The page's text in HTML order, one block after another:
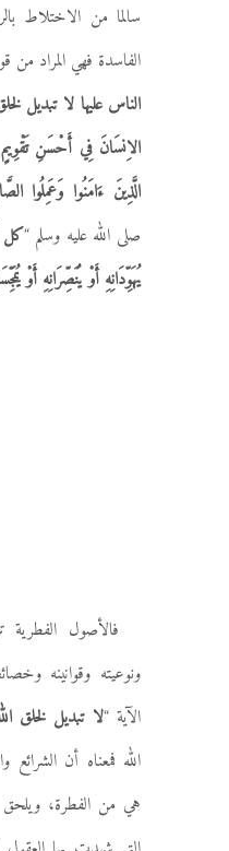
سالما من الاختلاط
الفاسدة فهي المراد من
الناس عليها لا تبديل
الاِنسَانَ فِي أَحْسَنِ
الَّذِينَ ءَامَنُوا وَعَمِلُوا
صلى الله عليه وسلم “كل
يُهَوِّدَانِهِ أَوْ يُنَصِّرَانِهِ أَوْ
فالأصول الفطرية
ونوعيته وقوانينه
الآية “لا تبديل لخلق
الله فمعناه أن
هي من الفطرة، ويلحق